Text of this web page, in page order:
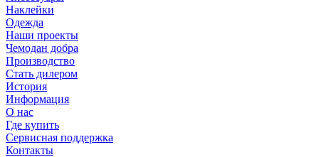
Наклейки
Одежда
Наши проекты
Чемодан добра
Производство
Стать дилером
История
Информация
О нас
Где купить
Сервисная поддержка
Контакты